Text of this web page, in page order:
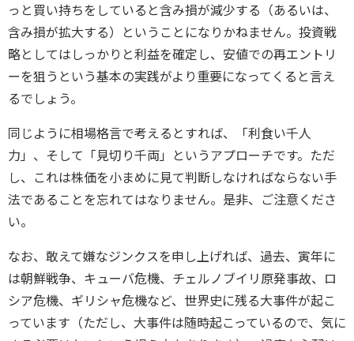
っと買い持ちをしていると含み損が減少する（あるいは、
含み損が拡大する）ということになりかねません。投資戦
略としてはしっかりと利益を確定し、安値での再エントリ
ーを狙うという基本の実践がより重要になってくると言え
るでしょう。
同じように相場格言で考えるとすれば、「利食い千人
力」、そして「見切り千両」というアプローチです。ただ
し、これは株価を小まめに見て判断しなければならない手
法であることを忘れてはなりません。是非、ご注意くださ
い。
なお、敢えて嫌なジンクスを申し上げれば、過去、寅年に
は朝鮮戦争、キューバ危機、チェルノブイリ原発事故、ロ
シア危機、ギリシャ危機など、世界史に残る大事件が起こ
っています（ただし、大事件は随時起こっているので、気に